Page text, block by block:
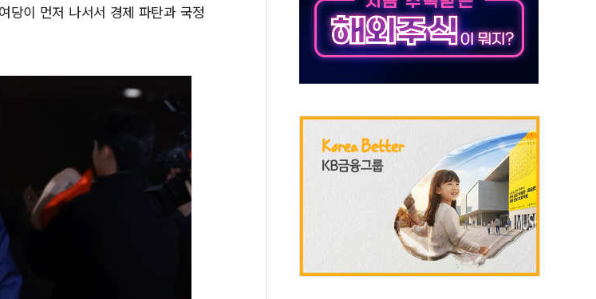
서울 노원 40.2도…8년 만에 서울서 40도 넘어
한전, 한전기술지주 출범…에너지 유니콘기업 본격 육성
SK하이닉스, 용인·청주에 54조 투자…D램·낸드 동시 증설
당이 먼저 나서서 경제 파탄과 국정